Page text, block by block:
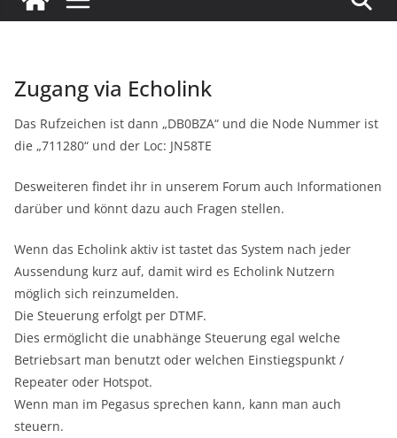
Zugang via Echolink
Das Rufzeichen ist dann „DB0BZA“ und die Node Nummer ist
die „711280“ und der Loc: JN58TE
Desweiteren findet ihr in unserem Forum auch Informationen
darüber und könnt dazu auch Fragen stellen.
Wenn das Echolink aktiv ist tastet das System nach jeder
Aussendung kurz auf, damit wird es Echolink Nutzern
möglich sich reinzumelden.
Die Steuerung erfolgt per DTMF.
Dies ermöglicht die unabhänge Steuerung egal welche
Betriebsart man benutzt oder welchen Einstiegspunkt /
Repeater oder Hotspot.
Wenn man im Pegasus sprechen kann, kann man auch
steuern.